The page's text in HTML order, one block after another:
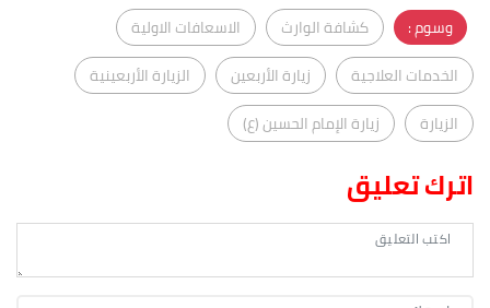
وسوم :
كشافة الوارث
الاسعافات الاولية
الخدمات العلاجية
زيارة الأربعين
الزيارة الأربعينية
الزيارة
زيارة الإمام الحسين (ع)
اترك تعليق